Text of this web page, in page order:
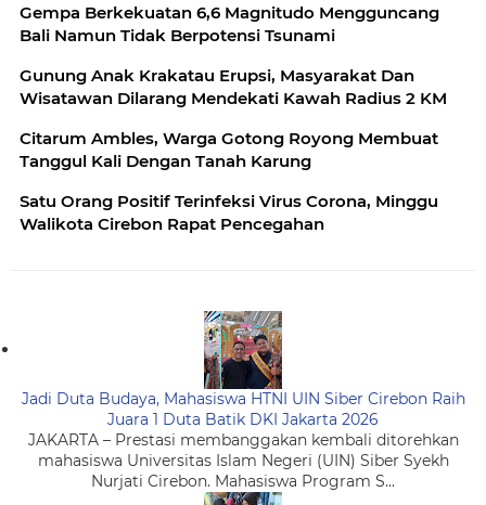
Gempa Berkekuatan 6,6 Magnitudo Mengguncang
Bali Namun Tidak Berpotensi Tsunami
Gunung Anak Krakatau Erupsi, Masyarakat Dan
Wisatawan Dilarang Mendekati Kawah Radius 2 KM
Citarum Ambles, Warga Gotong Royong Membuat
Tanggul Kali Dengan Tanah Karung
Satu Orang Positif Terinfeksi Virus Corona, Minggu
Walikota Cirebon Rapat Pencegahan
Jadi Duta Budaya, Mahasiswa HTNI UIN Siber Cirebon Raih
Juara 1 Duta Batik DKI Jakarta 2026
JAKARTA – Prestasi membanggakan kembali ditorehkan
mahasiswa Universitas Islam Negeri (UIN) Siber Syekh
Nurjati Cirebon. Mahasiswa Program S...